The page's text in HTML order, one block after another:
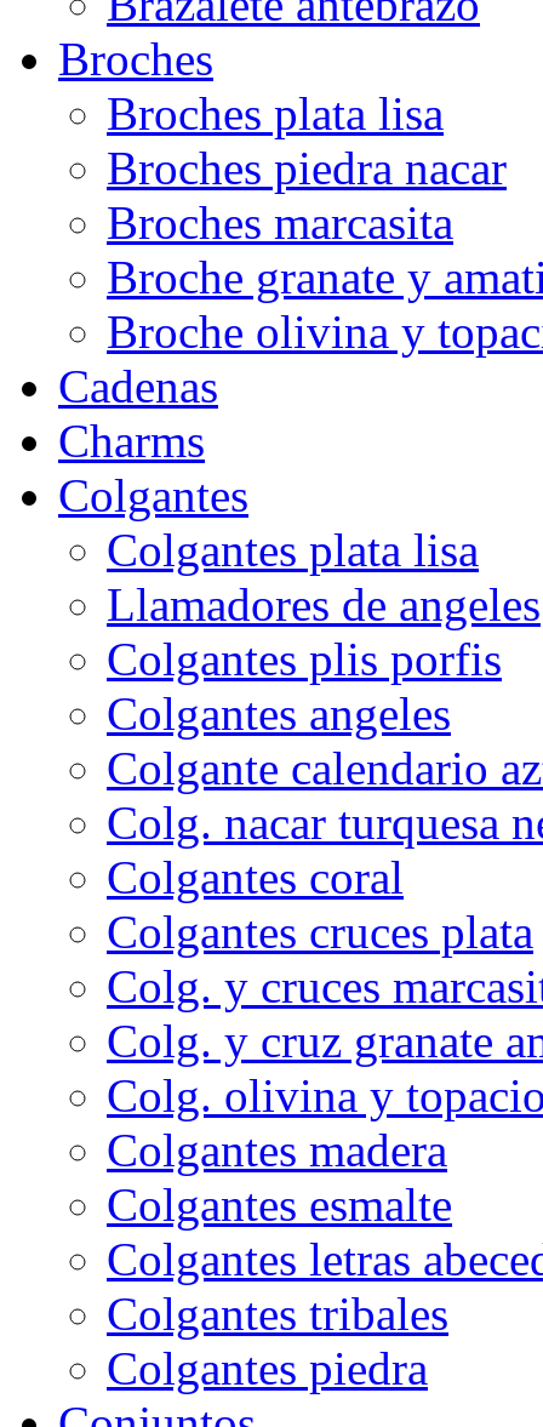
Broches
Broches plata lisa
Broches piedra nacar
Broches marcasita
Broche granate y
Broche olivina y
Cadenas
Charms
Colgantes
Colgantes plata lisa
Llamadores de angeles
Colgantes plis porfis
Colgantes angeles
Colgante calendario
Colg. nacar turquesa
Colgantes coral
Colgantes cruces plata
Colg. y cruces
Colg. y cruz granate
Colg. olivina y
Colgantes madera
Colgantes esmalte
Colgantes letras
Colgantes tribales
Colgantes piedra